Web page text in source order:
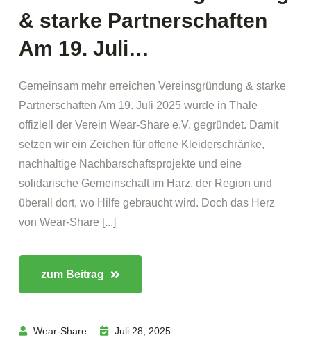
& starke Partnerschaften
Am 19. Juli…
Gemeinsam mehr erreichen Vereinsgründung & starke
Partnerschaften Am 19. Juli 2025 wurde in Thale
offiziell der Verein Wear-Share e.V. gegründet. Damit
setzen wir ein Zeichen für offene Kleiderschränke,
nachhaltige Nachbarschaftsprojekte und eine
solidarische Gemeinschaft im Harz, der Region und
überall dort, wo Hilfe gebraucht wird. Doch das Herz
von Wear-Share [...]
zum Beitrag
Wear-Share
Juli 28, 2025